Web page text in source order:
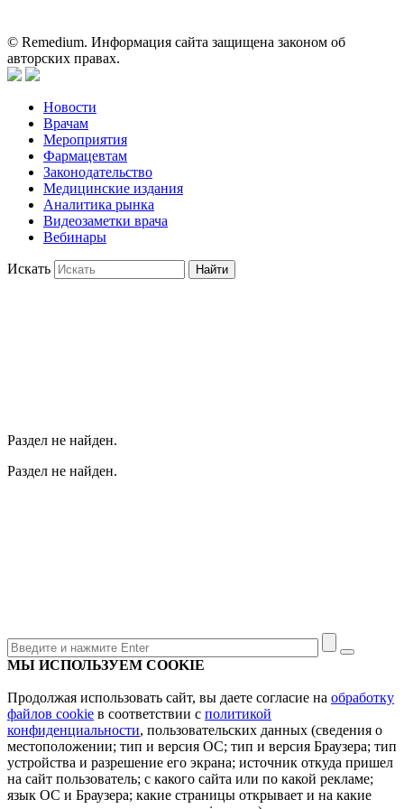
© Remedium. Информация сайта защищена законом об
авторских правах.
Новости
Врачам
Мероприятия
Фармацевтам
Законодательство
Медицинские издания
Аналитика рынка
Видеозаметки врача
Вебинары
Искать Найти
Раздел не найден.
Раздел не найден.
МЫ ИСПОЛЬЗУЕМ COOKIE
Продолжая использовать сайт, вы даете согласие на обработку
файлов cookie в соответствии с политикой
конфиденциальности, пользовательских данных (сведения о
местоположении; тип и версия ОС; тип и версия Браузера; тип
устройства и разрешение его экрана; источник откуда пришел
на сайт пользователь; с какого сайта или по какой рекламе;
язык ОС и Браузера; какие страницы открывает и на какие